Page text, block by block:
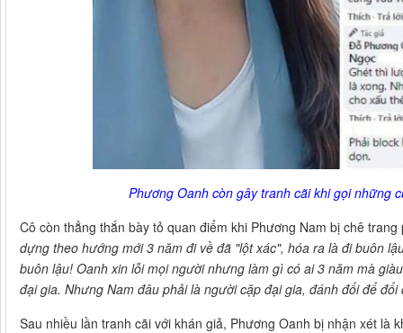
Phương Oanh còn gây tranh cãi khi gọi những
Cô còn thẳng thắn bày tỏ quan điểm khi Phương Nam bị chê
dựng theo hướng mới 3 năm đi về đã "lột xác", hóa ra là đi buôn
buôn lậu! Oanh xin lỗi mọi người nhưng làm gì có ai 3 năm mà
đại gia. Nhưng Nam đâu phải là người cặp đại gia, đánh đổi để
Sau nhiều lần tranh cãi với khán giả, Phương Oanh bị nhận xét